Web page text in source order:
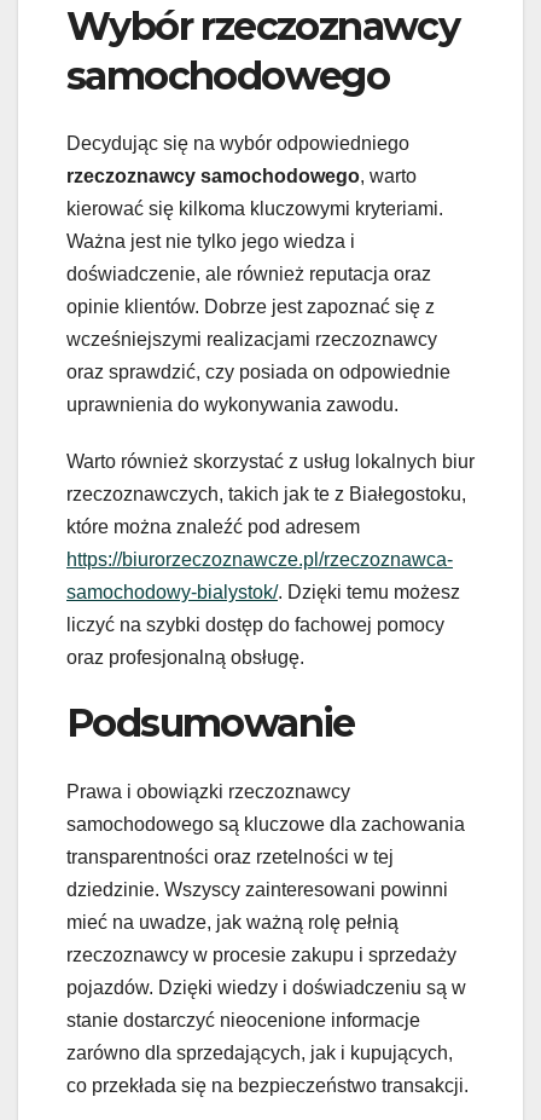
Wybór rzeczoznawcy
samochodowego
Decydując się na wybór odpowiedniego
rzeczoznawcy samochodowego, warto
kierować się kilkoma kluczowymi kryteriami.
Ważna jest nie tylko jego wiedza i
doświadczenie, ale również reputacja oraz
opinie klientów. Dobrze jest zapoznać się z
wcześniejszymi realizacjami rzeczoznawcy
oraz sprawdzić, czy posiada on odpowiednie
uprawnienia do wykonywania zawodu.
Warto również skorzystać z usług lokalnych biur
rzeczoznawczych, takich jak te z Białegostoku,
które można znaleźć pod adresem
https://biurorzeczoznawcze.pl/rzeczoznawca-
samochodowy-bialystok/. Dzięki temu możesz
liczyć na szybki dostęp do fachowej pomocy
oraz profesjonalną obsługę.
Podsumowanie
Prawa i obowiązki rzeczoznawcy
samochodowego są kluczowe dla zachowania
transparentności oraz rzetelności w tej
dziedzinie. Wszyscy zainteresowani powinni
mieć na uwadze, jak ważną rolę pełnią
rzeczoznawcy w procesie zakupu i sprzedaży
pojazdów. Dzięki wiedzy i doświadczeniu są w
stanie dostarczyć nieocenione informacje
zarówno dla sprzedających, jak i kupujących,
co przekłada się na bezpieczeństwo transakcji.